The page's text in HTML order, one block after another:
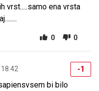
vrst.....samo ena vrsta
0 0
-1
bi bilo